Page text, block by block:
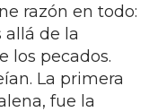
razón en todo:
de la
los pecados.
La primera
fue la